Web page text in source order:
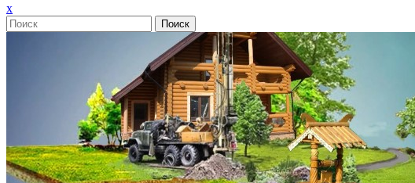
xЗакрыть
меню
Поиск